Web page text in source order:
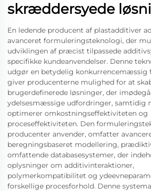
skræddersyede
En ledende producent af plastadditiver
avanceret formuleringsteknologi, der
udviklingen af præcist tilpassede
specifikke kundeanvendelser. Denne
udgør en betydelig konkurrencemæssig
giver producenterne mulighed for at
brugerdefinerede løsninger, der
ydelsesmæssige udfordringer, samtidig
optimerer omkostningseffektiviteten og
proceseffektiviteten. Den
producenter anvender, omfatter
beregningsbaseret modellering,
omfattende databasesystemer, der
oplysninger om additivinteraktioner,
polymerkompatibilitet og
forskellige procesforhold. Denne